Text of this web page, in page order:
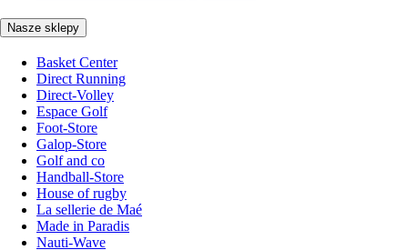
Nasze sklepy
Basket Center
Direct Running
Direct-Volley
Espace Golf
Foot-Store
Galop-Store
Golf and co
Handball-Store
House of rugby
La sellerie de Maé
Made in Paradis
Nauti-Wave